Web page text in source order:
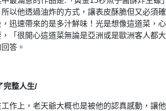
以他透過油炸的方式，讓表皮酥脆但又必須
迅速帶來的是多汁鮮味！光是想像這道菜，
「很開心這道菜無論是亞洲或是歐洲客人都
答。
完整人生/
作上，老天爺大概也是被他的認真感動，讓